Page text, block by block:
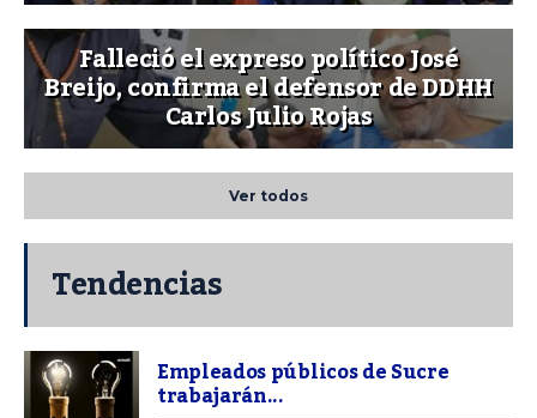
Falleció el expreso político José
Breijo, confirma el defensor de DDHH
Carlos Julio Rojas
Ver todos
Tendencias
Empleados públicos de Sucre
trabajarán...